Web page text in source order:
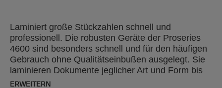
Laminiert große Stückzahlen schnell und
professionell. Die robusten Geräte der Proseries
4600 sind besonders schnell und für den häufigen
Gebrauch ohne Qualitätseinbußen ausgelegt. Sie
laminieren Dokumente jeglicher Art und Form bis
zu 3 mm Dicke und A2-Format. Die verständliche
ERWEITERN